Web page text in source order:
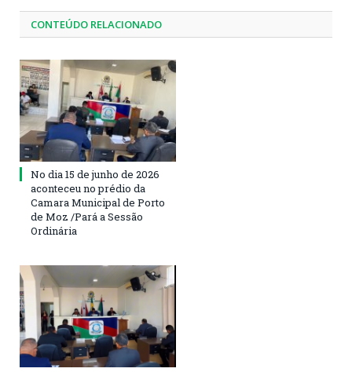
CONTEÚDO RELACIONADO
No dia 15 de junho de 2026
aconteceu no prédio da
Camara Municipal de Porto
de Moz /Pará a Sessão
Ordinária